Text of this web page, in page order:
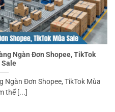
Ngàn Đơn Shopee, TikTok
Sale
Ngàn Đơn Shopee, TikTok Mùa
thế [...]